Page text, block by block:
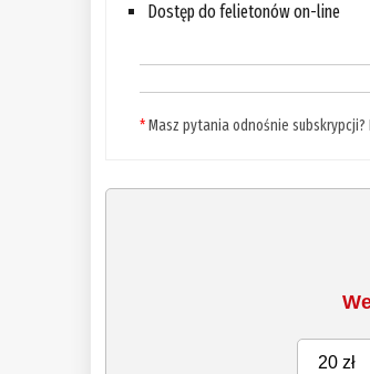
Dostęp do felietonów on-line
*Masz pytania odnośnie
20 zł